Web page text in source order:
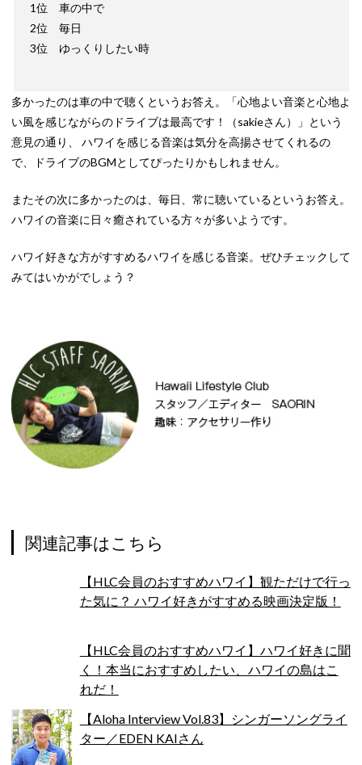
1位 車の中で
2位 毎日
3位 ゆっくりしたい時
多かったのは車の中で聴くというお答え。「心地よい音楽と心地よ
い風を感じながらのドライブは最高です！（sakieさん）」という
意見の通り、 ハワイを感じる音楽は気分を高揚させてくれるの
で、ドライブのBGMとしてぴったりかもしれません。
またその次に多かったのは、毎日、常に聴いているというお答え。
ハワイの音楽に日々癒されている方々が多いようです。
ハワイ好きな方がすすめるハワイを感じる音楽。ぜひチェックして
みてはいかがでしょう？
関連記事はこちら
【HLC会員のおすすめハワイ】観ただけで行っ
た気に？ ハワイ好きがすすめる映画決定版！
【HLC会員のおすすめハワイ】ハワイ好きに聞
く！本当におすすめしたい、ハワイの島はこ
れだ！
【Aloha Interview Vol.83】シンガーソングライ
ター／EDEN KAIさん